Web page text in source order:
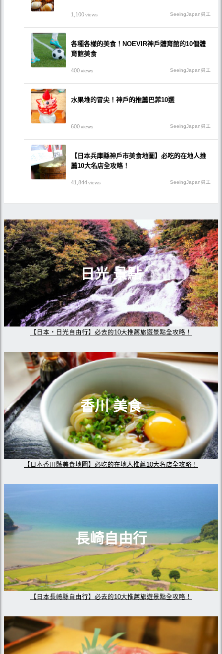
1,100views SeeingJapan員工
各種各樣的美食！NOEVIR神戶體育館的10個體
育館美食
400views SeeingJapan員工
水果堆的冒尖！神戶的推薦巴菲10選
600views SeeingJapan員工
【日本兵庫縣神戶市美食地圖】必吃的在地人推
薦10大名店全攻略！
41,844views SeeingJapan員工
日光 景點
【日本・日光自由行】必去的10大推薦旅遊景點全攻略！
香川 美食
【日本香川縣美食地圖】必吃的在地人推薦10大名店全攻略！
長崎自由行
【日本長崎縣自由行】必去的10大推薦旅遊景點全攻略！